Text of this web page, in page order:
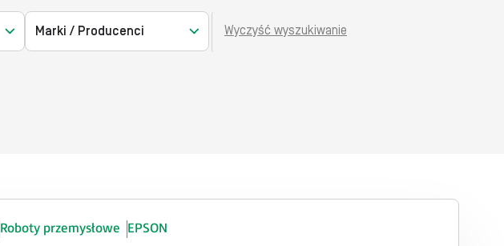
Marki / Producenci Wyczyść wyszukiwanie
Roboty przemysłowe​ EPSON